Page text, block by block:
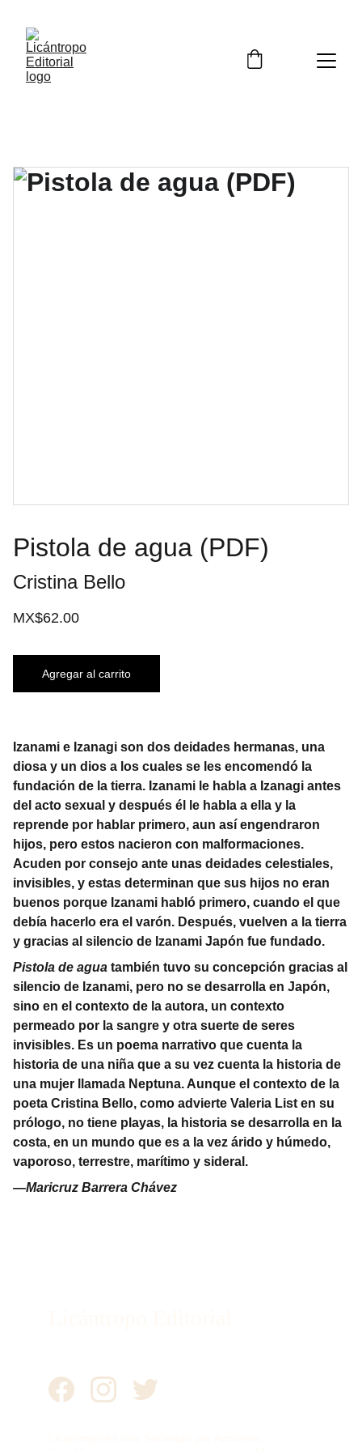
Pistola de agua (PDF)
Cristina Bello
MX$62.00
Agregar al carrito
Izanami e Izanagi son dos deidades hermanas, una
diosa y un dios a los cuales se les encomendó la
fundación de la tierra. Izanami le habla a Izanagi antes
del acto sexual y después él le habla a ella y la
reprende por hablar primero, aun así engendraron
hijos, pero estos nacieron con malformaciones.
Acuden por consejo ante unas deidades celestiales,
invisibles, y estas determinan que sus hijos no eran
buenos porque Izanami habló primero, cuando el que
debía hacerlo era el varón. Después, vuelven a la tierra
y gracias al silencio de Izanami Japón fue fundado.
Pistola de agua también tuvo su concepción gracias al
silencio de Izanami, pero no se desarrolla en Japón,
sino en el contexto de la autora, un contexto
permeado por la sangre y otra suerte de seres
invisibles. Es un poema narrativo que cuenta la
historia de una niña que a su vez cuenta la historia de
una mujer llamada Neptuna. Aunque el contexto de la
poeta Cristina Bello, como advierte Valeria List en su
prólogo, no tiene playas, la historia se desarrolla en la
costa, en un mundo que es a la vez árido y húmedo,
vaporoso, terrestre, marítimo y sideral.
—Maricruz Barrera Chávez